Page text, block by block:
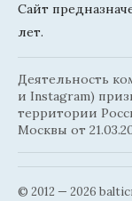
Сайт
лет.
Деятельность
и Instagram)
территории
Москвы от
© 2012 — 2026